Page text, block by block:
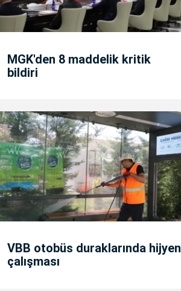
MGK'den 8 maddelik kritik
bildiri
VBB otobüs duraklarında hijyen
çalışması